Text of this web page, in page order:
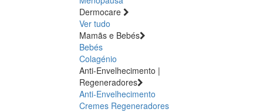
Dermocare
Ver tudo
Mamãs e Bebés
Bebés
Colagénio
Anti-Envelhecimento |
Regeneradores
Anti-Envelhecimento
Cremes Regeneradores